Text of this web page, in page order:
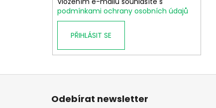
podmínkami ochrany osobních údajů
PŘIHLÁSIT SE
Odebírat newsletter